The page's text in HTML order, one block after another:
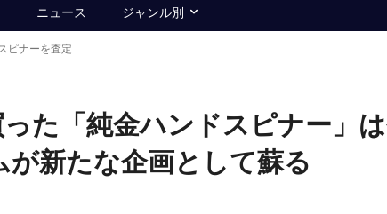
ニュース ジャンル別
ピナーを査定
た「純金ハンドスピナー」
新たな企画として蘇る